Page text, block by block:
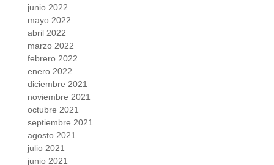
junio 2022
mayo 2022
abril 2022
marzo 2022
febrero 2022
enero 2022
diciembre 2021
noviembre 2021
octubre 2021
septiembre 2021
agosto 2021
julio 2021
junio 2021